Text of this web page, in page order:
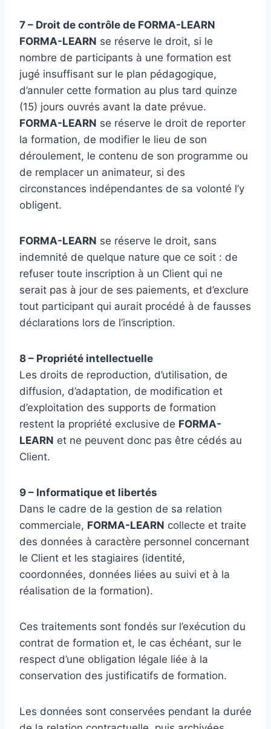
7 – Droit de contrôle de FORMA-LEARN
FORMA-LEARN se réserve le droit, si le
nombre de participants à une formation est
jugé insuffisant sur le plan pédagogique,
d’annuler cette formation au plus tard quinze
(15) jours ouvrés avant la date prévue.
FORMA-LEARN se réserve le droit de reporter
la formation, de modifier le lieu de son
déroulement, le contenu de son programme ou
de remplacer un animateur, si des
circonstances indépendantes de sa volonté l’y
obligent.
FORMA-LEARN se réserve le droit, sans
indemnité de quelque nature que ce soit : de
refuser toute inscription à un Client qui ne
serait pas à jour de ses paiements, et d’exclure
tout participant qui aurait procédé à de fausses
déclarations lors de l’inscription.
8 – Propriété intellectuelle
Les droits de reproduction, d’utilisation, de
diffusion, d’adaptation, de modification et
d’exploitation des supports de formation
restent la propriété exclusive de FORMA-
LEARN et ne peuvent donc pas être cédés au
Client.
9 – Informatique et libertés
Dans le cadre de la gestion de sa relation
commerciale, FORMA-LEARN collecte et traite
des données à caractère personnel concernant
le Client et les stagiaires (identité,
coordonnées, données liées au suivi et à la
réalisation de la formation).
Ces traitements sont fondés sur l’exécution du
contrat de formation et, le cas échéant, sur le
respect d’une obligation légale liée à la
conservation des justificatifs de formation.
Les données sont conservées pendant la durée